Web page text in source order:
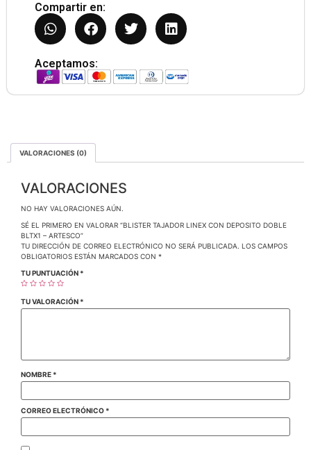
Compartir en:
Aceptamos:
VALORACIONES (0)
VALORACIONES
NO HAY VALORACIONES AÚN.
SÉ EL PRIMERO EN VALORAR “BLISTER TAJADOR LINEX CON DEPOSITO DOBLE
BLTX1 – ARTESCO”
TU DIRECCIÓN DE CORREO ELECTRÓNICO NO SERÁ PUBLICADA.
LOS CAMPOS
OBLIGATORIOS ESTÁN MARCADOS CON *
TU PUNTUACIÓN *
TU VALORACIÓN *
NOMBRE *
CORREO ELECTRÓNICO *